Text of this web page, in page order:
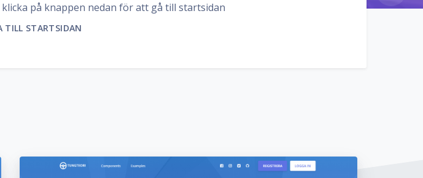
på knappen nedan för att gå till startsidan
TILL STARTSIDAN